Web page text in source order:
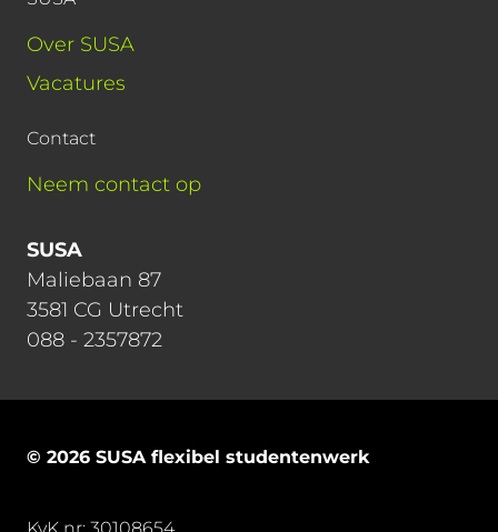
Over SUSA
Vacatures
Contact
Neem contact op
SUSA
Maliebaan 87
3581 CG Utrecht
088 - 2357872
© 2026 SUSA flexibel studentenwerk
KvK nr: 30108654